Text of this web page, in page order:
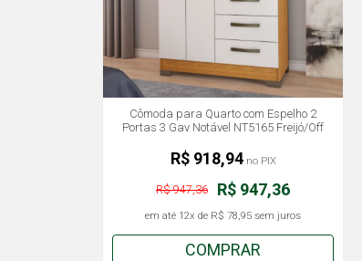
Cômoda para Quarto com Espelho 2
Portas 3 Gav Notável NT5165 Freijó/Off
R$ 947,36
R$ 947,36
em até 12x de R$ 78,95 sem juros
R$ 918,94no PIX
COMPRAR